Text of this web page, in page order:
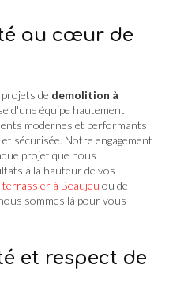
au cœur de
de demolition à
d'une équipe hautement
modernes et performants
sécurisée. Notre engagement
projet que nous
à la hauteur de vos
terrassier à Beaujeu ou de
nous sommes là pour vous
et respect de